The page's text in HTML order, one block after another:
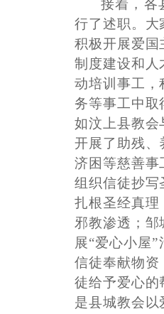
接着，各
行了述职。大
积极开展爱国
制度建设和人
动培训事工，
务等事工中取
如汶上县教会
开展了助残、
济困等慈善事
组织信徒抄写
扎根圣经真理
邪教渗透；邹
展“爱心小屋
信徒奉献物资
徒给予爱心的
是县城教会以